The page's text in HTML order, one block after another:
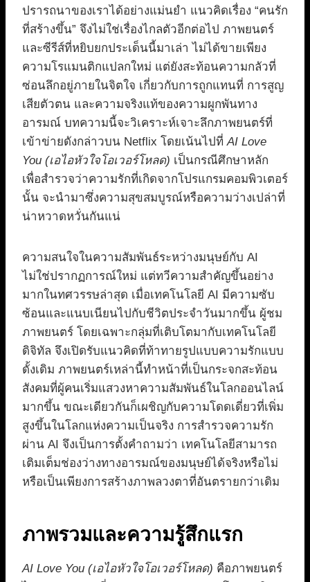
ปรารถนาของเราได้อย่างแม่นยำ แนวคิดเรื่อง “คนรัก
ที่สร้างขึ้น” จึงไม่ใช่เรื่องไกลตัวอีกต่อไป ภาพยนตร์
และซีรีส์ที่หยิบยกประเด็นนี้มาเล่า ไม่ได้ขายเพียง
ความโรแมนติกแปลกใหม่ แต่ยังสะท้อนความกลัวที่
ซ่อนลึกอยู่ภายในจิตใจ เกี่ยวกับการถูกแทนที่ การสูญ
เสียตัวตน และความจริงแท้ของความผูกพันทาง
อารมณ์ บทความนี้จะวิเคราะห์เจาะลึกภาพยนตร์ที่
เข้าข่ายดังกล่าวบน Netflix โดยเน้นไปที่AI Love
You (เอไอหัวใจโอเวอร์โหลด) เป็นกรณีศึกษาหลัก
เพื่อสำรวจว่าความรักที่เกิดจากโปรแกรมคอมพิวเตอร์
นั้น จะนำมาซึ่งความสุขสมบูรณ์หรือความว่างเปล่าที่
น่าหวาดหวั่นกันแน่
ความสนใจในความสัมพันธ์ระหว่างมนุษย์กับ AI
ไม่ใช่ปรากฏการณ์ใหม่ แต่ทวีความสำคัญขึ้นอย่าง
มากในทศวรรษล่าสุด เมื่อเทคโนโลยี AI มีความซับ
ซ้อนและแนบเนียนไปกับชีวิตประจำวันมากขึ้น ผู้ชม
ภาพยนตร์ โดยเฉพาะกลุ่มที่เติบโตมากับเทคโนโลยี
ดิจิทัล จึงเปิดรับแนวคิดที่ท้าทายรูปแบบความรักแบบ
ดั้งเดิม ภาพยนตร์เหล่านี้ทำหน้าที่เป็นกระจกสะท้อน
สังคมที่ผู้คนเริ่มแสวงหาความสัมพันธ์ในโลกออนไลน์
มากขึ้น ขณะเดียวกันก็เผชิญกับความโดดเดี่ยวที่เพิ่ม
สูงขึ้นในโลกแห่งความเป็นจริง การสำรวจความรัก
ผ่าน AI จึงเป็นการตั้งคำถามว่า เทคโนโลยีสามารถ
เติมเต็มช่องว่างทางอารมณ์ของมนุษย์ได้จริงหรือไม่
หรือเป็นเพียงการสร้างภาพลวงตาที่อันตรายกว่าเดิม
ภาพรวมและความรู้สึกแรก
AI Love You (เอไอหัวใจโอเวอร์โหลด) คือภาพยนตร์